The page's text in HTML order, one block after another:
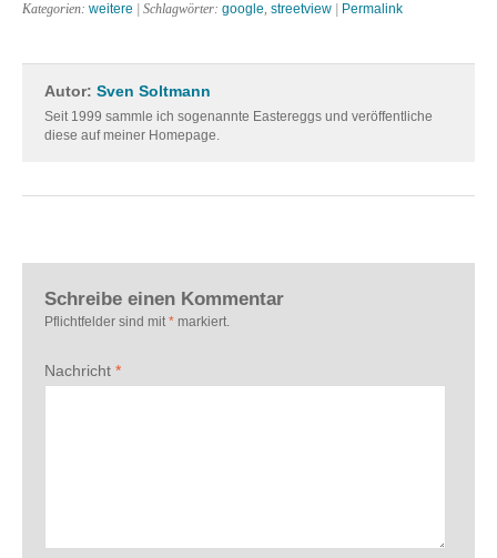
Kategorien: weitere | Schlagwörter: google, streetview Permalink
Autor: Sven Soltmann
Seit 1999 sammle ich sogenannte Eastereggs und veröffentliche
diese auf meiner Homepage.
Schreibe einen Kommentar
Pflichtfelder sind mit * markiert.
Nachricht *